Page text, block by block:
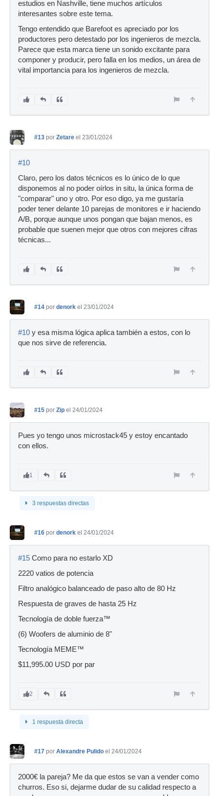
estudios en Nashville, tiene muchos artículos
interesantes sobre este tema.
Tengo entendido que Barefoot es apreciado por los
productores pero detestado por los ingenieros de mezcla.
Parece que esta marca tiene un sonido excitante para
componer y producir, pero falla en los medios, un área de
vital importancia para los ingenieros de mezcla.
#13 por Zetare el 23/01/2024
#10
Claro, pero los datos técnicos es lo único de lo que
disponemos al no poder oírlos in situ, la única forma de
"comparar" uno y otro. Por eso digo, ya me gustaría
poder tener delante 10 parejas de monitores e ir haciendo
A/B, porque aunque unos pongan que bajan menos, es
probable que suenen mejor que otros con mejores cifras
técnicas...
#14 por denork el 23/01/2024
#10 y esa misma lógica aplica también a estos, con lo
que nos sirve de referencia.
#15 por Zip el 24/01/2024
Pues yo tengo unos microstack45 y estoy encantado
con ellos.
1
3 respuestas directas
#16 por denork el 24/01/2024
#15 Como para no estarlo XD
2220 vatios de potencia
Filtro analógico balanceado de paso alto de 80 Hz
Respuesta de graves de hasta 25 Hz
Tecnología de doble fuerza™
(6) Woofers de aluminio de 8"
Tecnología MEME™
$11,995.00 USD por par
2
1 respuesta directa
#17 por Alexandre Pulido el 24/01/2024
2000€ la pareja? Me da que estos se van a vender como
churros. Eso si, dejarme dudar de su calidad respecto a